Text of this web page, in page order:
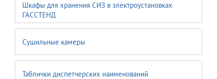
Шкафы для хранения СИЗ в электроустановках
ГАССТЕНД
Сушильные камеры
Таблички диспетчерских наименований